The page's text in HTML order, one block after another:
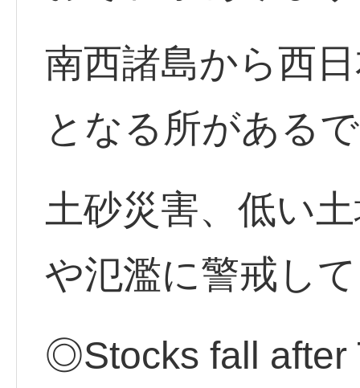
南西諸島から西
となる所がある
土砂災害、低い
や氾濫に警戒し
◎Stocks fall after